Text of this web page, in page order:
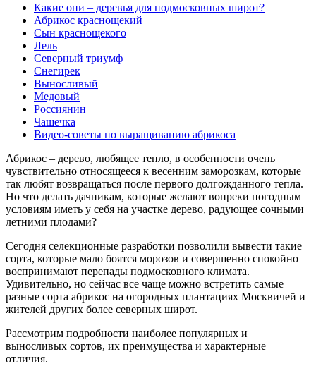
Какие они – деревья для подмосковных широт?
Абрикос краснощекий
Сын краснощекого
Лель
Северный триумф
Снегирек
Выносливый
Медовый
Россиянин
Чашечка
Видео-советы по выращиванию абрикоса
Абрикос – дерево, любящее тепло, в особенности очень
чувствительно относящееся к весенним заморозкам, которые
так любят возвращаться после первого долгожданного тепла.
Но что делать дачникам, которые желают вопреки погодным
условиям иметь у себя на участке дерево, радующее сочными
летними плодами?
Сегодня селекционные разработки позволили вывести такие
сорта, которые мало боятся морозов и совершенно спокойно
воспринимают перепады подмосковного климата.
Удивительно, но сейчас все чаще можно встретить самые
разные сорта абрикос на огородных плантациях Москвичей и
жителей других более северных широт.
Рассмотрим подробности наиболее популярных и
выносливых сортов, их преимущества и характерные
отличия.